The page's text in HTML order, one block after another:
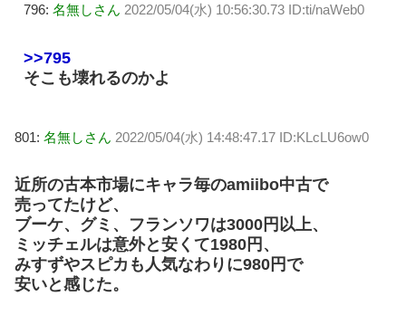
796: 名無しさん 2022/05/04(水) 10:56:30.73 ID:ti/naWeb0
>>795
そこも壊れるのかよ
801: 名無しさん 2022/05/04(水) 14:48:47.17 ID:KLcLU6ow0
近所の古本市場にキャラ毎のamiibo中古で
売ってたけど、
ブーケ、グミ、フランソワは3000円以上、
ミッチェルは意外と安くて1980円、
みすずやスピカも人気なわりに980円で
安いと感じた。